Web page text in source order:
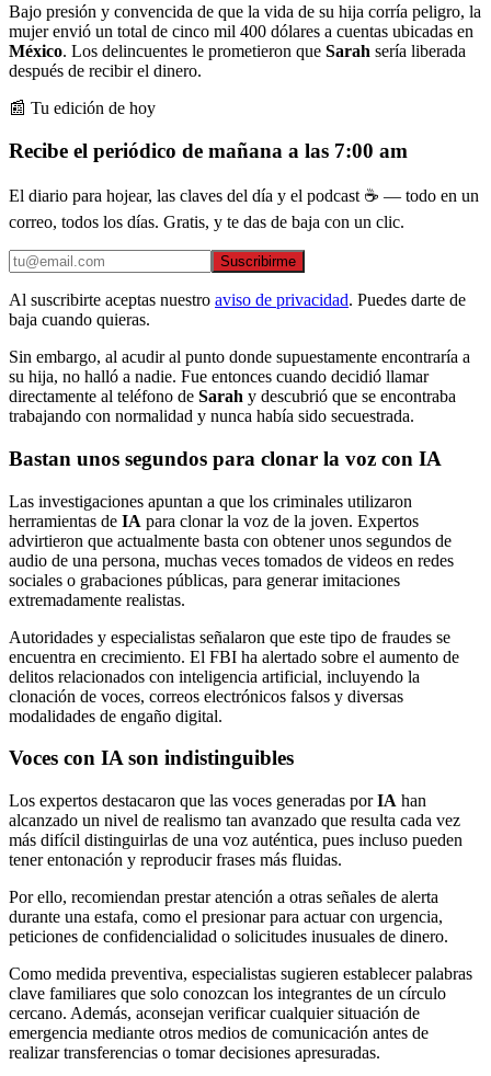
Bajo presión y convencida de que la vida de su hija corría peligro, la
mujer envió un total de cinco mil 400 dólares a cuentas ubicadas en
México. Los delincuentes le prometieron que Sarah sería liberada
después de recibir el dinero.
📰 Tu edición de hoy
Recibe el periódico de mañana a las 7:00 am
El diario para hojear, las claves del día y el podcast ☕ — todo en un
correo, todos los días. Gratis, y te das de baja con un clic.
Suscribirme
Al suscribirte aceptas nuestro aviso de privacidad. Puedes darte de
baja cuando quieras.
Sin embargo, al acudir al punto donde supuestamente encontraría a
su hija, no halló a nadie. Fue entonces cuando decidió llamar
directamente al teléfono de Sarah y descubrió que se encontraba
trabajando con normalidad y nunca había sido secuestrada.
Bastan unos segundos para clonar la voz con IA
Las investigaciones apuntan a que los criminales utilizaron
herramientas de IA para clonar la voz de la joven. Expertos
advirtieron que actualmente basta con obtener unos segundos de
audio de una persona, muchas veces tomados de videos en redes
sociales o grabaciones públicas, para generar imitaciones
extremadamente realistas.
Autoridades y especialistas señalaron que este tipo de fraudes se
encuentra en crecimiento. El FBI ha alertado sobre el aumento de
delitos relacionados con inteligencia artificial, incluyendo la
clonación de voces, correos electrónicos falsos y diversas
modalidades de engaño digital.
Voces con IA son indistinguibles
Los expertos destacaron que las voces generadas porIA han
alcanzado un nivel de realismo tan avanzado que resulta cada vez
más difícil distinguirlas de una voz auténtica, pues incluso pueden
tener entonación y reproducir frases más fluidas.
Por ello, recomiendan prestar atención a otras señales de alerta
durante una estafa, como el presionar para actuar con urgencia,
peticiones de confidencialidad o solicitudes inusuales de dinero.
Como medida preventiva, especialistas sugieren establecer palabras
clave familiares que solo conozcan los integrantes de un círculo
cercano. Además, aconsejan verificar cualquier situación de
emergencia mediante otros medios de comunicación antes de
realizar transferencias o tomar decisiones apresuradas.